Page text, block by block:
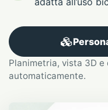
Planimetria, vista 3D
automaticamente.